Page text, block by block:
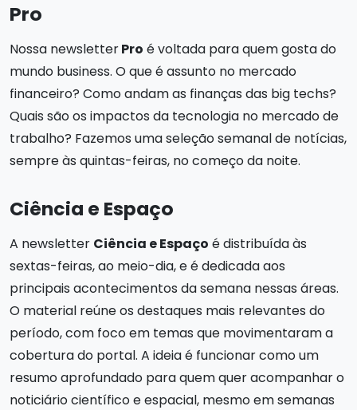
Pro
Nossa newsletterPro é voltada para quem gosta do
mundo business. O que é assunto no mercado
financeiro? Como andam as finanças das big techs?
Quais são os impactos da tecnologia no mercado de
trabalho? Fazemos uma seleção semanal de notícias,
sempre às quintas-feiras, no começo da noite.
Ciência e Espaço
A newsletter Ciência e Espaço é distribuída às
sextas-feiras, ao meio-dia, e é dedicada aos
principais acontecimentos da semana nessas áreas.
O material reúne os destaques mais relevantes do
período, com foco em temas que movimentaram a
cobertura do portal. A ideia é funcionar como um
resumo aprofundado para quem quer acompanhar o
noticiário científico e espacial, mesmo em semanas